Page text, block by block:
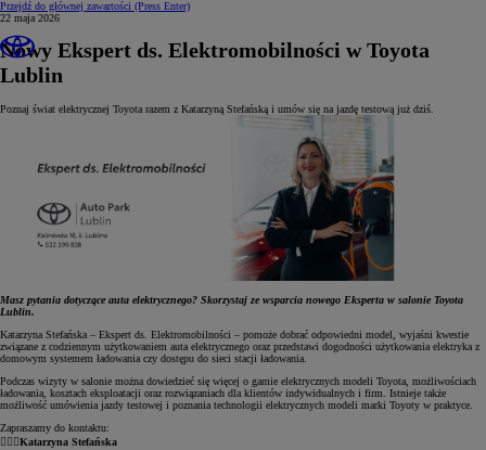
Przejdź do głównej zawartości (Press Enter)
22 maja 2026
Nowy Ekspert ds. Elektromobilności w Toyota
Lublin
Poznaj świat elektrycznej Toyota razem z Katarzyną Stefańską i umów się na jazdę testową już dziś.
Masz pytania dotyczące auta elektrycznego? Skorzystaj ze wsparcia nowego Eksperta w salonie Toyota
Lublin.
Katarzyna Stefańska – Ekspert ds. Elektromobilności – pomoże dobrać odpowiedni model, wyjaśni kwestie
związane z codziennym użytkowaniem auta elektrycznego oraz przedstawi dogodności użytkowania elektryka z
domowym systemem ładowania czy dostępu do sieci stacji ładowania.
Podczas wizyty w salonie można dowiedzieć się więcej o gamie elektrycznych modeli Toyota , możliwościach
ładowania, kosztach eksploatacji oraz rozwiązaniach dla klientów indywidualnych i firm. Istnieje także
możliwość umówienia jazdy testowej i poznania technologii elektrycznych modeli marki Toyoty w praktyce.
Zapraszamy do kontaktu:
🙎🏼‍♀️Katarzyna Stefańska